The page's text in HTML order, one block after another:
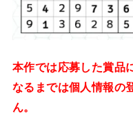
本作では応募した賞品
なるまでは個人情報の
ん。